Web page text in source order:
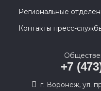
Региональные
Контакты пресс-
+7
г. Воронеж, ул.